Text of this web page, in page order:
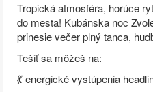
Tropická atmosféra, horúce
do mesta! Kubánska noc
prinesie večer plný tanca,
Tešiť sa môžeš na:
💃 energické vystúpenia